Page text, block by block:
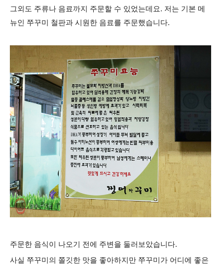
그외도 주류나 음료까지 주문할 수 있었는데요. 저는 기본 메
뉴인 쭈꾸미 철판과 시원한 음료를 주문했습니다.
주문한 음식이 나오기 전에
주변을 둘러보았습니다.
사실 쭈꾸미의 쫄깃한 맛을 좋아하지만 쭈꾸미가 어디에 좋은